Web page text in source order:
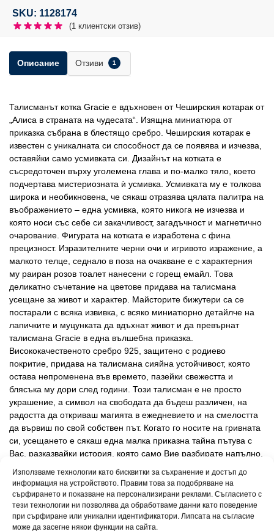
Използваме технологии като бисквитки за съхранение и достъп до
информация на устройството. Правим това за подобряване на
сърфирането и показване на персонализирани реклами. Съгласието с
тези технологии ни позволява да обработваме данни като поведение
при сърфиране или уникални идентификатори. Липсата на съгласие
може да засегне някои функции на сайта.
SKU: 1128174
(1 клиентски отзив)
Описание Отзиви 1
Талисманът котка Gracie е вдъхновен от Чеширския котарак от
„Алиса в страната на чудесата“. Изящна миниатюра от
приказка събрана в блестящо сребро. Чеширския котарак е
известен с уникалната си способност да се появява и изчезва,
оставяйки само усмивката си. Дизайнът на котката е
съсредоточен върху уголемена глава и по-малко тяло, което
подчертава мистериозната ѝ усмивка. Усмивката му е толкова
широка и необикновена, че сякаш отразява цялата палитра на
въображението – една усмивка, която никога не изчезва и
която носи със себе си закачливост, загадъчност и магнетично
очарование. Фигурата на котката е изработена с фина
прецизност. Изразителните черни очи и игривото изражение, а
малкото телце, седнало в поза на очакване е с характерния
му раиран розов тоалет нанесени с горещ емайл. Това
деликатно съчетание на цветове придава на талисмана
усещане за живот и характер. Майсторите бижутери са се
постарали с всяка извивка, с всяко миниатюрно детайлче на
лапичките и муцунката да вдъхнат живот и да превърнат
талисмана Gracie в една вълшебна приказка.
Висококачественото сребро 925, защитено с родиево
покритие, придава на талисмана сияйна устойчивост, която
остава непроменена във времето, пазейки свежестта и
блясъка му дори след години. Този талисман е не просто
украшение, а символ на свободата да бъдеш различен, на
радостта да откриваш магията в ежедневието и на смелостта
да вървиш по свой собствен път. Когато го носите на гривната
си, усещането е сякаш една малка приказна тайна пътува с
Вас, разказвайки история, която само Вие разбирате напълно.
да мечтае, който вижда света по-светъл и по-шарен, и който
вярва, че усмивката е най-силното оръжие. Талисманът
пристига внимателно поднесен в елегантна подаръчна
кутийка, придружен от сертификат за автентичност –